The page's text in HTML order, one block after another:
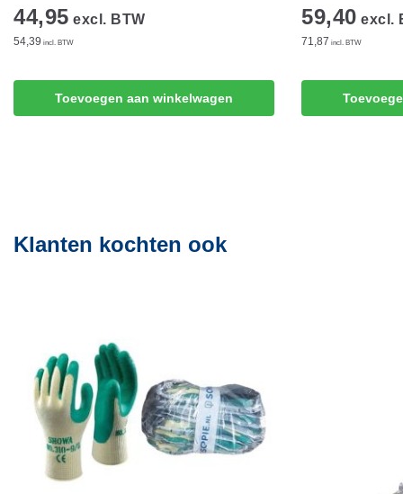
44,95 excl. BTW
54,39 incl. BTW
Toevoegen aan winkelwagen
59,40 excl.
71,87 incl. BTW
Klanten kochten ook